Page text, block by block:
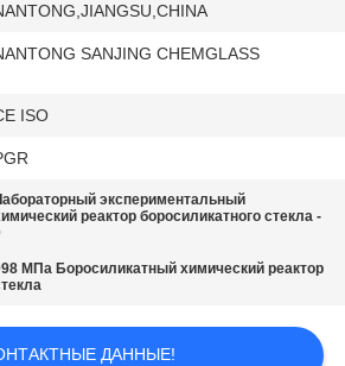
SANJING CHEMGLASS
ISO
экспериментальный
реактор боросиликатного стекла -
МПа Боросиликатный химический реактор
ДАННЫЕ!